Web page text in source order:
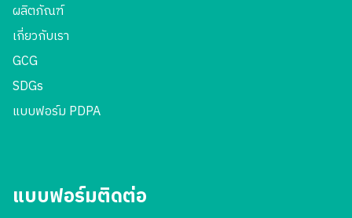
ผลิตภัณฑ์
เกี่ยวกับเรา
GCG
SDGs
แบบฟอร์ม PDPA
แบบฟอร์มติดต่อ